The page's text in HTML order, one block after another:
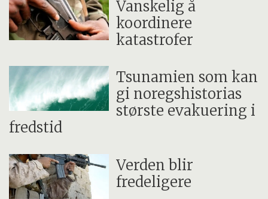
Vanskelig å
koordinere
katastrofer
Tsunamien som kan
gi noregshistorias
største evakuering i
fredstid
Verden blir
fredeligere